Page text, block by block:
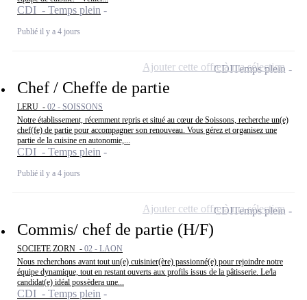
CDI - Temps plein
Publié il y a 4 jours
Chef / Cheffe de partie
LERU - 02 - SOISSONS
Notre établissement, récemment repris et situé au cœur de Soissons, recherche un(e)
chef(fe) de partie pour accompagner son renouveau. Vous gérez et organisez une
partie de la cuisine en autonomie,...
CDI - Temps plein
Publié il y a 4 jours
CDITemps plein
Ajouter cette offre à ma sélection
Commis/ chef de partie (H/F)
SOCIETE ZORN - 02 - LAON
Nous recherchons avant tout un(e) cuisinier(ère) passionné(e) pour rejoindre notre
équipe dynamique, tout en restant ouverts aux profils issus de la pâtisserie. Le/la
candidat(e) idéal possèdera une...
CDI - Temps plein
CDITemps plein
Ajouter cette offre à ma sélection